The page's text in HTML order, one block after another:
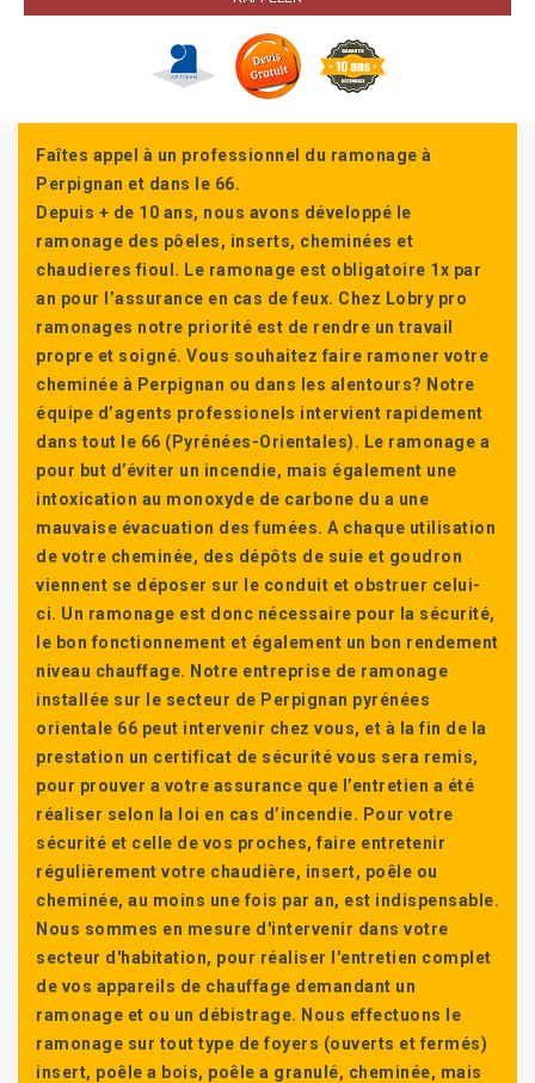
Faîtes appel à un professionnel du ramonage à
Perpignan et dans le 66.
Depuis + de 10 ans, nous avons développé le
ramonage des pôeles, inserts, cheminées et
chaudieres fioul. Le ramonage est obligatoire 1x par
an pour l’assurance en cas de feux. Chez Lobry pro
ramonages notre priorité est de rendre un travail
propre et soigné. Vous souhaitez faire ramoner votre
cheminée à Perpignan ou dans les alentours? Notre
équipe d’agents professionels intervient rapidement
dans tout le 66 (Pyrénées-Orientales). Le ramonage a
pour but d’éviter un incendie, mais également une
intoxication au monoxyde de carbone du a une
mauvaise évacuation des fumées. A chaque utilisation
de votre cheminée, des dépôts de suie et goudron
viennent se déposer sur le conduit et obstruer celui-
ci. Un ramonage est donc nécessaire pour la sécurité,
le bon fonctionnement et également un bon rendement
niveau chauffage. Notre entreprise de ramonage
installée sur le secteur de Perpignan pyrénées
orientale 66 peut intervenir chez vous, et à la fin de la
prestation un certificat de sécurité vous sera remis,
pour prouver a votre assurance que l’entretien a été
réaliser selon la loi en cas d’incendie. Pour votre
sécurité et celle de vos proches, faire entretenir
régulièrement votre chaudière, insert, poêle ou
cheminée, au moins une fois par an, est indispensable.
Nous sommes en mesure d'intervenir dans votre
secteur d'habitation, pour réaliser l'entretien complet
de vos appareils de chauffage demandant un
ramonage et ou un débistrage. Nous effectuons le
ramonage sur tout type de foyers (ouverts et fermés)
insert, poêle a bois, poêle a granulé, cheminée, mais